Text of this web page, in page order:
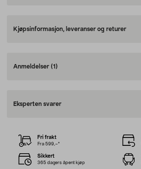
Kjøpsinformasjon, leveranser og returer
Anmeldelser (1)
Eksperten svarer
Fri frakt
Fra 599,–*
Sikkert
365 dagers åpent kjøp